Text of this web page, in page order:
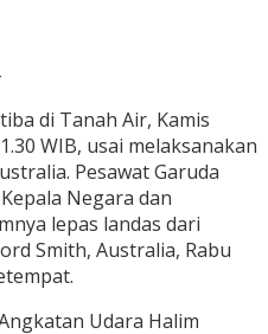
di Tanah Air, Kamis
WIB, usai melaksanakan
Pesawat Garuda
Negara dan
lepas landas dari
Smith, Australia, Rabu
Udara Halim